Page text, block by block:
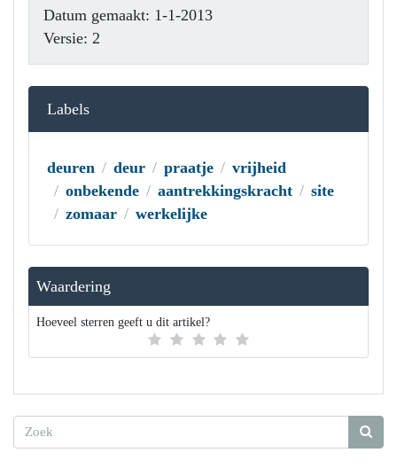
Datum gemaakt: 1-1-2013
Versie: 2
Labels
deuren deur praatje
vrijheid
onbekende
aantrekkingskracht
site
zomaar
werkelijke
Waardering
Hoeveel sterren geeft u dit artikel?